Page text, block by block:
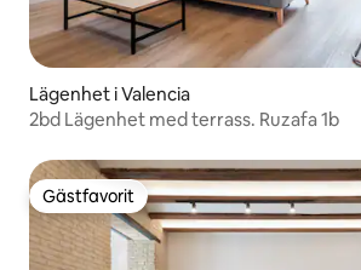
Lägenhet i Valencia
2bd Lägenhet med terrass. Ruzafa 1b
Gästfavorit
Gästfavorit